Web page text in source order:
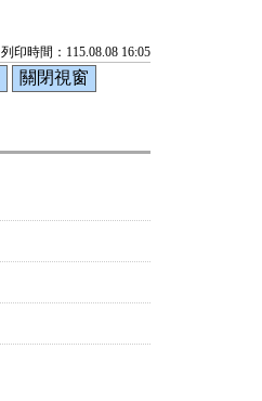
列印時間：115.08.08 16:05